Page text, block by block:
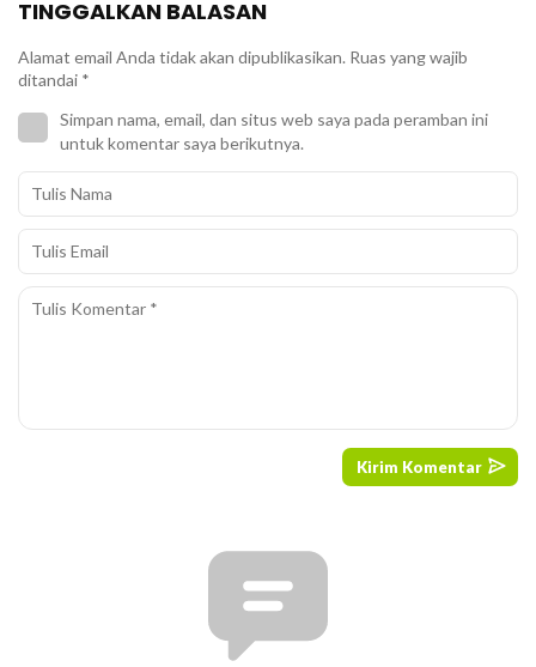
TINGGALKAN BALASAN
Alamat email Anda tidak akan dipublikasikan. Ruas yang wajib
ditandai *
Simpan nama, email, dan situs web saya pada peramban ini
untuk komentar saya berikutnya.